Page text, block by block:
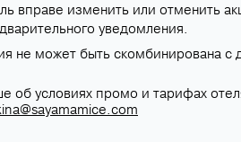
вправе изменить или отменить
уведомления.
не может быть скомбинирована
об условиях промо и тарифах